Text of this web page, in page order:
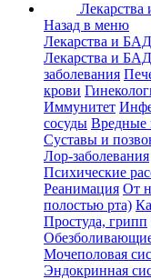
Назад в меню
Лекарства и
Лекарства и
заболевания
крови
Иммунитет
сосуды Вредные
Суставы и
Лор-заболевания
Психические
Реанимация От
полостью рта)
Простуда, грипп
Мочеполовая
Эндокринная